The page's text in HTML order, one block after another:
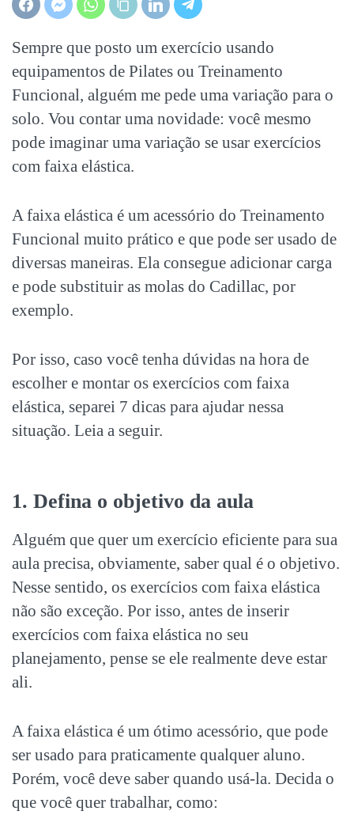
Sempre que posto um exercício usando
equipamentos de Pilates ou Treinamento
Funcional, alguém me pede uma variação para o
solo. Vou contar uma novidade: você mesmo
pode imaginar uma variação se usar exercícios
com faixa elástica.
A faixa elástica é um acessório do Treinamento
Funcional muito prático e que pode ser usado de
diversas maneiras. Ela consegue adicionar carga
e pode substituir as molas do Cadillac, por
exemplo.
Por isso, caso você tenha dúvidas na hora de
escolher e montar os exercícios com faixa
elástica, separei 7 dicas para ajudar nessa
situação. Leia a seguir.
1. Defina o objetivo da aula
Alguém que quer um exercício eficiente para sua
aula precisa, obviamente, saber qual é o objetivo.
Nesse sentido, os exercícios com faixa elástica
não são exceção. Por isso, antes de inserir
exercícios com faixa elástica no seu
planejamento, pense se ele realmente deve estar
ali.
A faixa elástica é um ótimo acessório, que pode
ser usado para praticamente qualquer aluno.
Porém, você deve saber quando usá-la. Decida o
que você quer trabalhar, como: